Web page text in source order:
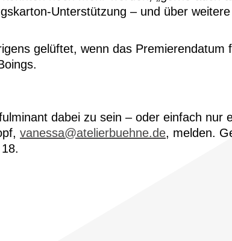
Unterstützung – und über
gelüftet, wenn das
dabei zu sein – oder einfach
vanessa@atelierbuehne.de, melden.